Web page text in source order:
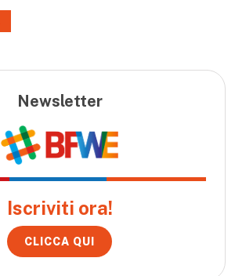
Newsletter
Iscriviti ora!
CLICCA QUI